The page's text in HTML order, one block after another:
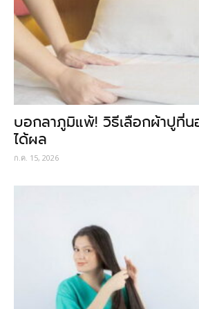
บอกลาภูมิแพ้! วิธีเลือกผ้าปูที่น
ได้ผล
ก.ค. 15, 2026